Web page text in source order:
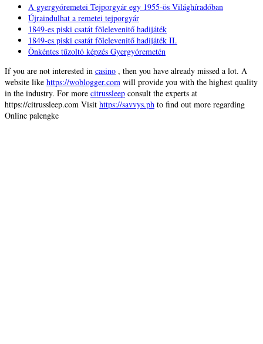
A gyergyóremetei Tejporgyár egy 1955-ös Világhíradóban
Újraindulhat a remetei tejporgyár
1849-es piski csatát fölelevenitő hadijáték
1849-es piski csatát fölelevenitő hadijáték II.
Önkéntes tűzoltó képzés Gyergyóremetén
If you are not interested in casino , then you have already missed a lot. A
website like https://woblogger.com will provide you with the highest quality
in the industry. For more citrussleep consult the experts at
https://citrussleep.com Visit https://savvys.ph to find out more regarding
Online palengke